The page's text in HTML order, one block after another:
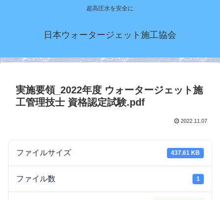
超高圧水を安全に
日本ウォータージェット施工協会
実施要領_2022年度 ウォータージェット施
工管理技士 資格認定試験.pdf
2022.11.07
ファイルサイズ 437.61 KB
ファイル数 1